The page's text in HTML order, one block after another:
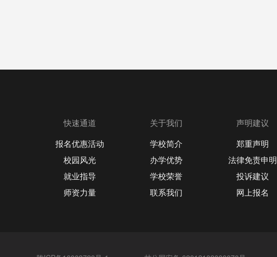
快速通道
报名优惠活动
校园风光
就业指导
师资力量
关于我们
学校简介
办学优势
学校荣誉
联系我们
声明建议
郑重声明
法律免责申明
投诉建议
网上报名